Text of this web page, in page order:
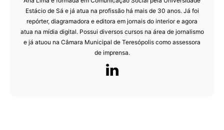
Estácio de Sá e já atua na profissão há mais de 30 anos. Já foi
repórter, diagramadora e editora em jornais do interior e agora
atua na mídia digital. Possui diversos cursos na área de jornalismo
e já atuou na Câmara Municipal de Teresópolis como assessora
de imprensa.